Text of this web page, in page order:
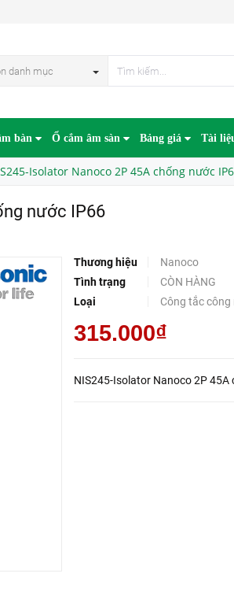
danh mục
bàn Ổ cắm âm sàn Bảng giá Tài
Isolator Nanoco 2P 45A chống nước
nước IP66
Thương hiệu
Nanoco
Tình trạng
CÒN HÀNG
Loại
Công tắc công
315.000₫
NIS245-Isolator Nanoco 2P 45A